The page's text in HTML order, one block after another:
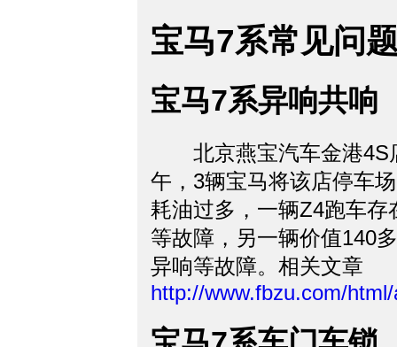
宝马7系常见问
宝马7系异响共响
北京燕宝汽车金港4S
午，3辆宝马将该店停车
耗油过多，一辆Z4跑车
等故障，另一辆价值140
异响等故障。相关文章
http://www.fbzu.com/